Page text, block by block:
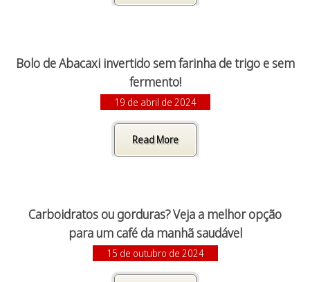
Bolo de Abacaxi invertido sem farinha de trigo e sem
fermento!
19 de abril de 2024
Read More
Carboidratos ou gorduras? Veja a melhor opção
para um café da manhã saudável
15 de outubro de 2024